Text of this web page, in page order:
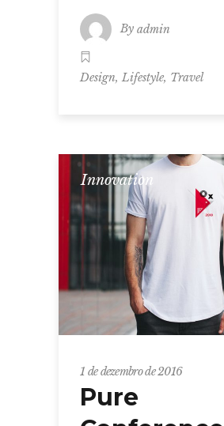
By admin
Design,Lifestyle, Travel
Innovation
1 de dezembro de 2016
Pure